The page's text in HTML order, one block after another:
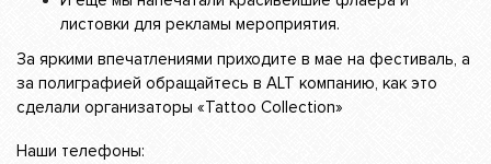
листовки для рекламы мероприятия.
За яркими впечатлениями приходите в мае на фестиваль, а
за полиграфией обращайтесь в ALT компанию, как это
сделали организаторы «Tattoo Collection»
Наши телефоны: